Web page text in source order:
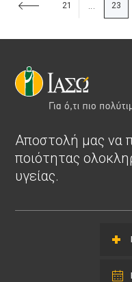
21 ... 23
Αποστολή μας να
ποιότητας
υγείας.